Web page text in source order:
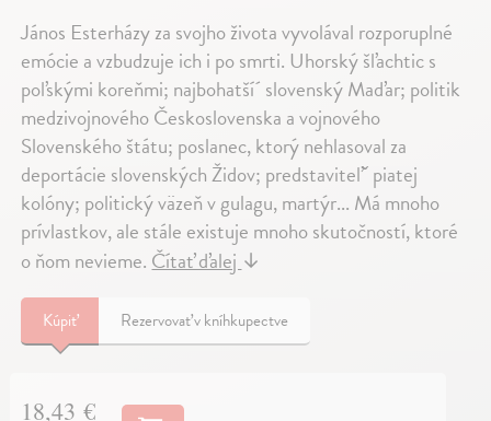
János Esterházy za svojho života vyvolával rozporuplné
emócie a vzbudzuje ich i po smrti. Uhorský šľachtic s
poľskými koreňmi; najbohatší´ slovenský Maďar; politik
medzivojnového Československa a vojnového
Slovenského štátu; poslanec, ktorý nehlasoval za
deportácie slovenských Židov; predstaviteľˇ piatej
kolóny; politický väzeň v gulagu, martýr... Má mnoho
prívlastkov, ale stále existuje mnoho skutočností, ktoré
o ňom nevieme.Čítať ďalej↓
Kúpiť Rezervovať v kníhkupectve
18,43 €